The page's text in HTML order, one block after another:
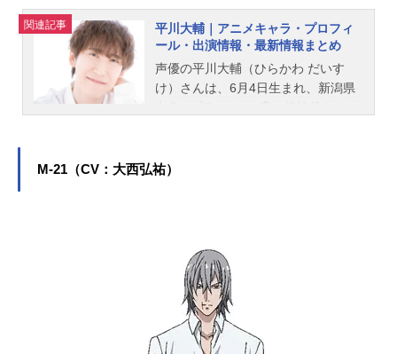
関連記事
平川大輔｜アニメキャラ・プロフィ
ール・出演情報・最新情報まとめ
声優の平川大輔（ひらかわ だいす
け）さんは、6月4日生まれ、新潟県
明役など、人気作品のキャラクター
M-21（CV：大西弘祐）